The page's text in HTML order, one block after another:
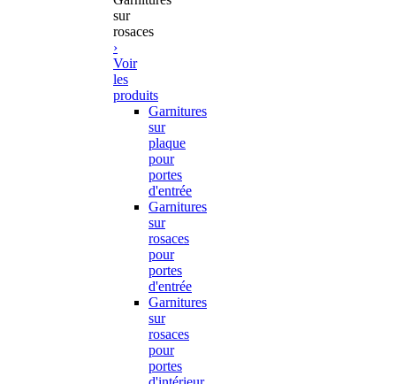
sur
rosaces
›
Voir
les
produits
Garnitures
sur
plaque
pour
portes
d'entrée
Garnitures
sur
rosaces
pour
portes
d'entrée
Garnitures
sur
rosaces
pour
portes